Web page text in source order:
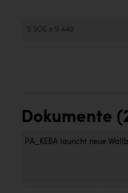
5 906 x 9 449
Dokumente
PA_KEBA launcht neue